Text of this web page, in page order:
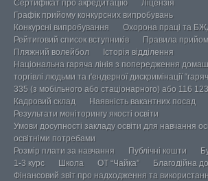
Сертифікат про акредитацію
Ліцензія
Графік прийому конкурсних випробувань
Конкурсні випробування
Охорона праці та
Рейтиговий список вступників
Правила
Пляжний волейбол
Історія відділення
Національна гаряча лінія з попередження
торгівлі людьми та ґендерної дискримінації
335 (з мобільного або стаціонарного) або 116
Кадровий склад
Наявність вакантних посад
Результати моніторингу якості освіти
Умови досупності закладу освіти для навчання
освітніми потребами
Розмір плати за навчання
Публічні кошти
1-3 курс
Школа ОТ “Чайка”
Благодійна
Фінансовий звіт про надходження та